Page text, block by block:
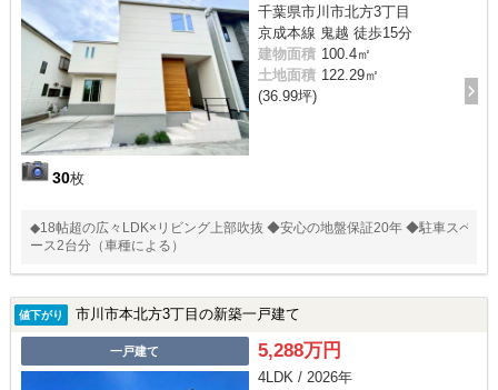
30枚
千葉県市川市北方3丁目
京成本線 鬼越 徒歩15分
建物面積 100.4㎡
土地面積 122.29㎡
(36.99坪)
◆18帖超の広々LDK×リビング上部吹抜 ◆安心の地盤保証20年 ◆駐車スペ
ース2台分（車種による）
値下がり 市川市本北方3丁目の新築一戸建て
一戸建て 5,288万円
4LDK / 2026年